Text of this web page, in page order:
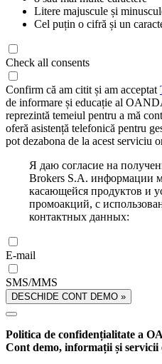
Litere majuscule și
Cel puțin o cifră și un
Check all consents
Confirm că am citit și am acceptat
de informare și educație al
reprezintă temeiul pentru a mă
oferă asistență telefonică pentru
pot dezabona de la acest serviciu
Я даю согласие на
Brokers S.A. информации
касающейся продуктов и
промоакций, с
контактных данных:
E-mail
SMS/MMS
DESCHIDE CONT DEMO »
Politica de confidențialitate a
Cont demo, informații și servicii